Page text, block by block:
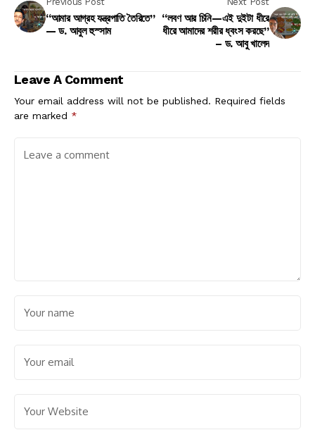
“আমার আগ্রহ যন্ত্রপাতি তৈরিতে”
— ড. আবুল হুস্সাম
“লবণ আর চিনি—এই দুইটা ধীরে
ধীরে আমাদের শরীর ধ্বংস করছে”
– ড. আবু খালেদ
Leave A Comment
Your email address will not be published. Required fields
are marked *